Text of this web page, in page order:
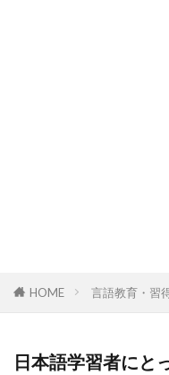
HOME 言語教育・習
日本語学習者にと